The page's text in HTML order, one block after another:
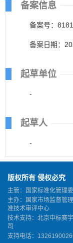
备案信息
备案号：
备案日期：
起草单位
-
起草人
-
版权所有 侵权必究
主管：国家标准化管理
主办：国家市场监督管
准技术审评中心
技术支持：北京中标赛
司
支持电话：